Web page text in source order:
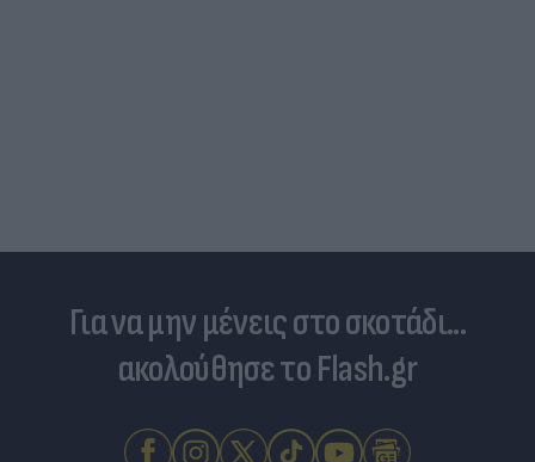
Για να μην μένεις στο σκοτάδι...
ακολούθησε το Flash.gr